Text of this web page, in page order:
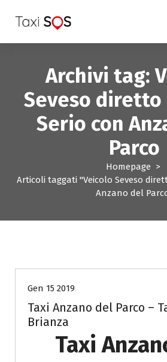
a
Archivi tag:
Seveso diretto
Serio con
Parco
Homepage >
Articoli taggati "Veicolo Seveso
Anzano del
Gen 15 2019
Taxi Anzano del Parco –
Brianza
Taxi